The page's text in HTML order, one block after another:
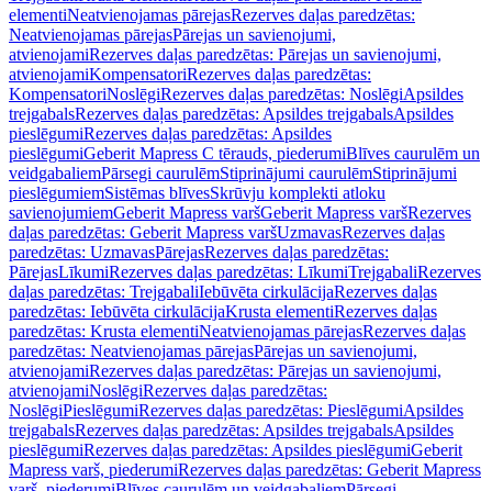
elementiNeatvienojamas pārejasRezerves daļas paredzētas:
Neatvienojamas pārejasPārejas un savienojumi,
atvienojamiRezerves daļas paredzētas: Pārejas un savienojumi,
atvienojamiKompensatoriRezerves daļas paredzētas:
KompensatoriNoslēgiRezerves daļas paredzētas: NoslēgiApsildes
trejgabalsRezerves daļas paredzētas: Apsildes trejgabalsApsildes
pieslēgumiRezerves daļas paredzētas: Apsildes
pieslēgumiGeberit Mapress C tērauds, piederumiBlīves caurulēm un
veidgabaliemPārsegi caurulēmStiprinājumi caurulēmStiprinājumi
pieslēgumiemSistēmas blīvesSkrūvju komplekti atloku
savienojumiemGeberit Mapress varšGeberit Mapress varšRezerves
daļas paredzētas: Geberit Mapress varšUzmavasRezerves daļas
paredzētas: UzmavasPārejasRezerves daļas paredzētas:
PārejasLīkumiRezerves daļas paredzētas: LīkumiTrejgabaliRezerves
daļas paredzētas: TrejgabaliIebūvēta cirkulācijaRezerves daļas
paredzētas: Iebūvēta cirkulācijaKrusta elementiRezerves daļas
paredzētas: Krusta elementiNeatvienojamas pārejasRezerves daļas
paredzētas: Neatvienojamas pārejasPārejas un savienojumi,
atvienojamiRezerves daļas paredzētas: Pārejas un savienojumi,
atvienojamiNoslēgiRezerves daļas paredzētas:
NoslēgiPieslēgumiRezerves daļas paredzētas: PieslēgumiApsildes
trejgabalsRezerves daļas paredzētas: Apsildes trejgabalsApsildes
pieslēgumiRezerves daļas paredzētas: Apsildes pieslēgumiGeberit
Mapress varš, piederumiRezerves daļas paredzētas: Geberit Mapress